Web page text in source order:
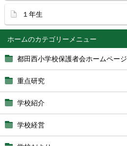
ホーム
都田西小学校保護者会ホームページ
重点研究
学校紹介
学校経営
１年生